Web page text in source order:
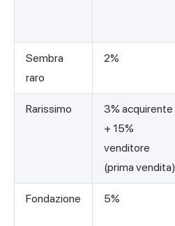
Sembra
raro
2%
Rarissimo
3% acquirente
+ 15%
venditore
(prima vendita)
Fondazione 5%